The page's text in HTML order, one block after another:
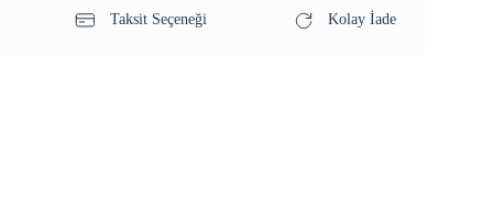
Taksit Seçeneği Kolay İade